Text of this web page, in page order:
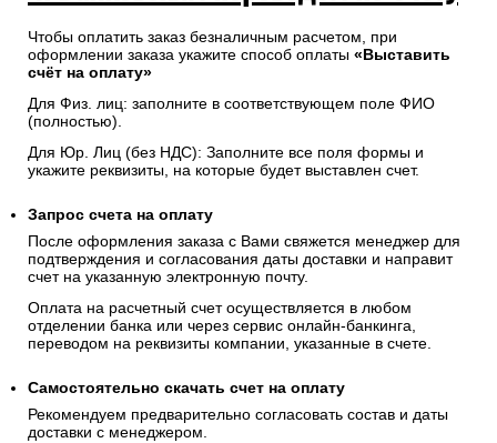
Чтобы оплатить заказ безналичным расчетом, при
оформлении заказа укажите способ оплаты «Выставить
счёт на оплату»
Для Физ. лиц: заполните в соответствующем поле ФИО
(полностью).
Для Юр. Лиц (без НДС): Заполните все поля формы и
укажите реквизиты, на которые будет выставлен счет.
Запрос счета на оплату
После оформления заказа с Вами свяжется менеджер для
подтверждения и согласования даты доставки и направит
счет на указанную электронную почту.
Оплата на расчетный счет осуществляется в любом
отделении банка или через сервис онлайн-банкинга,
переводом на реквизиты компании, указанные в счете.
Самостоятельно скачать счет на оплату
Рекомендуем предварительно согласовать состав и даты
доставки с менеджером.